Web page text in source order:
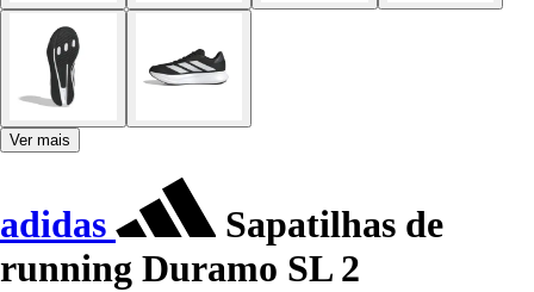
Ver mais
adidas
Sapatilhas de
running Duramo SL 2